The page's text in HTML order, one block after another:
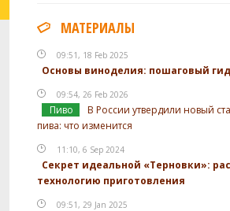
МАТЕРИАЛЫ
09:51, 18 Feb 2025
Основы виноделия: пошаговый
09:54, 26 Feb 2026
Пиво
В России утвердили новый
пива: что изменится
11:10, 6 Sep 2024
Секрет идеальной «Терновки»:
технологию приготовления
09:51, 29 Jan 2025